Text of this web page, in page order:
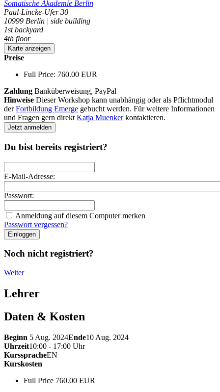
Somatische Akademie Berlin
Paul-Lincke-Ufer 30
10999 Berlin | side building
1st backyard
4th floor
Karte anzeigen
Preise
Full Price: 760.00 EUR
Zahlung Banküberweisung, PayPal
Hinweise Dieser Workshop kann unabhängig oder als Pflichtmodul
derFortbildung Emerge gebucht werden. Für weitere Informationen
und Fragen gern direkt Katja Muenkerkontaktieren.
Jetzt anmelden
Du bist bereits registriert?
E-Mail-Adresse:
Passwort:
Anmeldung auf diesem Computer merken
Passwort vergessen?
Noch nicht registriert?
Weiter
Lehrer
Daten & Kosten
Beginn 5 Aug. 2024Ende10 Aug. 2024
Uhrzeit10:00 - 17:00 Uhr
KursspracheEN
Kurskosten
Full Price 760.00 EUR